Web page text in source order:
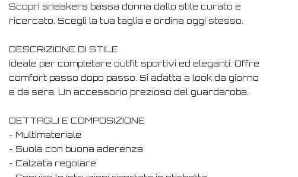
Scopri sneakers bassa donna dallo stile curato e
ricercato. Scegli la tua taglia e ordina oggi stesso.
DESCRIZIONE DI STILE
Ideale per completare outfit sportivi ed eleganti. Offre
comfort passo dopo passo. Si adatta a look da giorno
e da sera. Un accessorio prezioso del guardaroba.
DETTAGLI E COMPOSIZIONE
- Multimateriale
- Suola con buona aderenza
- Calzata regolare